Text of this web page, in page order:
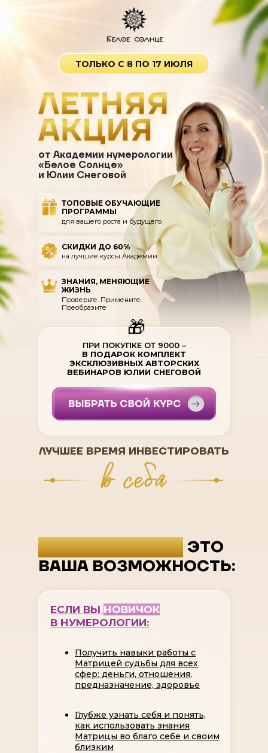
от Академии нумерологии
«Белое Солнце»
и Юлии Снеговой
ЛУЧШЕЕ ВРЕМЯ ИНВЕСТИРОВАТЬ
ТОЛЬКО С 8 ПО 17 ИЮЛЯ
🎁
ПРИ ПОКУПКЕ ОТ 9000 –
В ПОДАРОК КОМПЛЕКТ
ЭКСКЛЮЗИВНЫХ АВТОРСКИХ
ВЕБИНАРОВ ЮЛИИ СНЕГОВОЙ
для вашего роста и будущего
ТОПОВЫЕ ОБУЧАЮЩИЕ
ПРОГРАММЫ
на лучшие курсы Академии
СКИДКИ ДО 60%
Проверьте. Примените.
Преобразите
ЗНАНИЯ, МЕНЯЮЩИЕ
ЖИЗНЬ
Получить навыки работы с
Матрицей судьбы для всех
сфер: деньги, отношения,
предназначение, здоровье
Глубже узнать себя и понять,
как использовать знания
Матрицы во благо себе и своим
близким
ЕСЛИ ВЫ НОВИЧОК
В НУМЕРОЛОГИИ:
ЛЕТНЯЯ АКЦИЯ – ЭТО
ВАША ВОЗМОЖНОСТЬ: